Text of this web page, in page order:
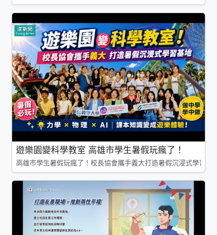
遊樂園變科學教室 高雄市學生暑假玩瘋了！
高雄市學生暑假玩瘋了！校長協會攜手義大打造暑假沉浸式學習基